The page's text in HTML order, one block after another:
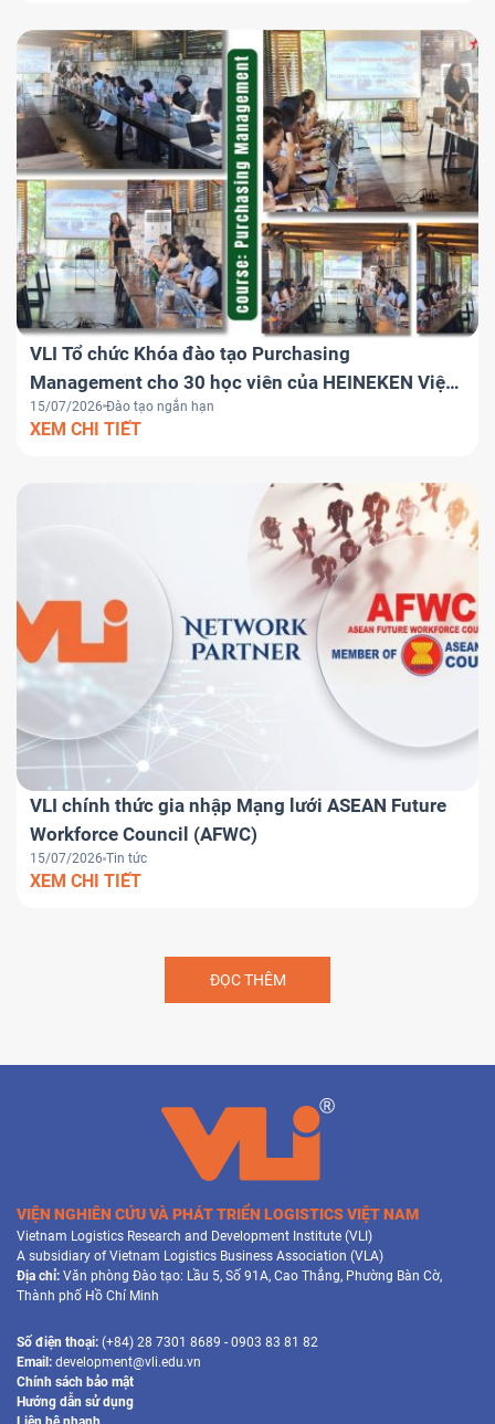
VLI Tổ chức Khóa đào tạo Purchasing
Management cho 30 học viên của HEINEKEN Việt
Nam
15/07/2026 Đào tạo ngắn hạn
XEM CHI TIẾT
VLI chính thức gia nhập Mạng lưới ASEAN Future
Workforce Council (AFWC)
15/07/2026 Tin tức
XEM CHI TIẾT
ĐỌC THÊM
VIỆN NGHIÊN CỨU VÀ PHÁT TRIỂN LOGISTICS VIỆT NAM
Vietnam Logistics Research and Development Institute (VLI)
A subsidiary of Vietnam Logistics Business Association (VLA)
Địa chỉ: Văn phòng Đào tạo: Lầu 5, Số 91A, Cao Thắng, Phường Bàn Cờ,
Thành phố Hồ Chí Minh
Số điện thoại: (+84) 28 7301 8689 - 0903 83 81 82
Email: development@vli.edu.vn
Chính sách bảo mật
Hướng dẫn sử dụng